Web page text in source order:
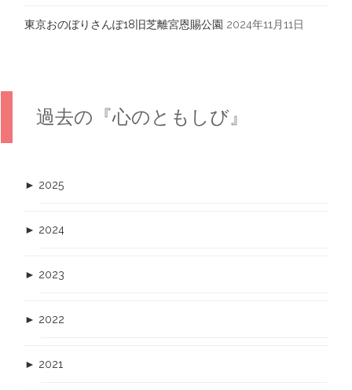
東京おのぼりさんぽ18旧芝離宮恩賜公園 2024年11月11日
過去の『心のともしび』
► 2025
► 2024
► 2023
► 2022
► 2021